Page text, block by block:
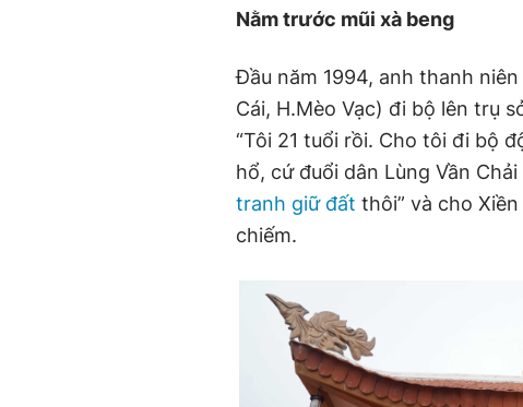
Nằm trước mũi xà beng
Đầu năm 1994, anh thanh
Cái, H.Mèo Vạc) đi bộ lên trụ
“Tôi 21 tuổi rồi. Cho tôi đi bộ
hổ, cứ đuổi dân Lùng Vần
tranh giữ đất thôi” và cho
chiếm.